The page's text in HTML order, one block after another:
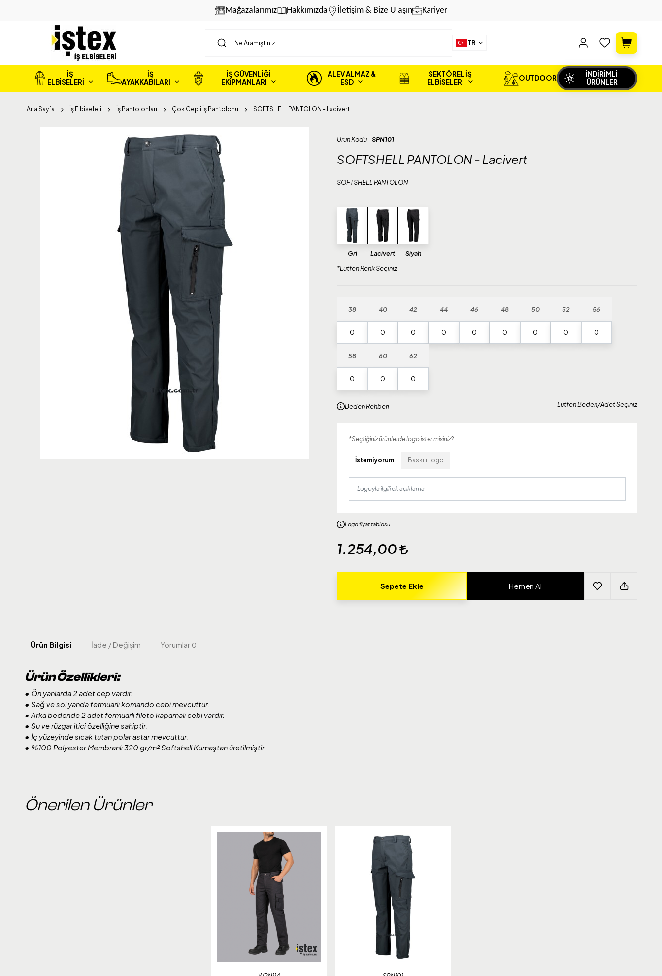
Mağazalarımız Hakkımızda İletişim & Bize Ulaşın Kariyer
TR
İŞ
ELBİSELERİ
İŞ
AYAKKABILARI
İŞ GÜVENLİĞİ
EKİPMANLARI
ALEV ALMAZ &
ESD
SEKTÖREL İŞ
ELBİSELERİ
OUTDOOR
İNDİRİMLİ
ÜRÜNLER
Ana Sayfa İş Elbiseleri İş Pantolonları Çok Cepli İş Pantolonu SOFTSHELL PANTOLON - Lacivert
Ürün Kodu SPN101
SOFTSHELL PANTOLON - Lacivert
SOFTSHELL PANTOLON
Gri Lacivert
Siyah
*Lütfen Renk Seçiniz
38 40 42 44 46 48 50 52 56
58 60 62
Beden Rehberi Lütfen Beden/Adet Seçiniz
*Seçtiğiniz ürünlerde logo ister misiniz?
İstemiyorum Baskılı Logo
Logo fiyat tablosu
1.254,00
Sepete Ekle Hemen Al
Ürün Bilgisi İade / Değişim Yorumlar 0
Ürün Özellikleri:
• Ön yanlarda 2 adet cep vardır.
• Sağ ve sol yanda fermuarlı komando cebi mevcuttur.
• Arka bedende 2 adet fermuarlı fileto kapamalı cebi vardır.
• Su ve rüzgar itici özelliğine sahiptir.
• İç yüzeyinde sıcak tutan polar astar mevcuttur.
• %100 Polyester Membranlı 320 gr/m² Softshell Kumaştan üretilmiştir.
Önerilen Ürünler